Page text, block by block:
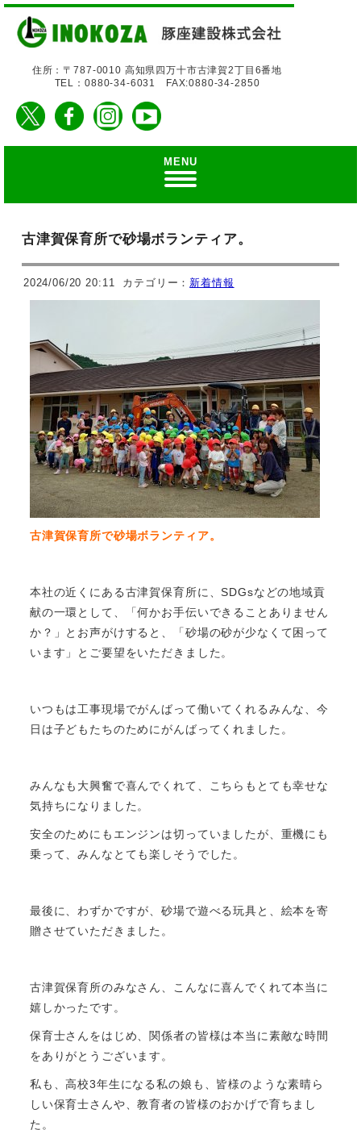
住所：〒787-0010 高知県四万十市古津賀2丁目6番地
TEL：0880-34-6031 FAX:0880-34-2850
MENU
古津賀保育所で砂場ボランティア。
2024/06/20 20:11 カテゴリー： 新着情報
古津賀保育所で砂場ボランティア。
本社の近くにある古津賀保育所に、SDGsなどの地域貢
献の一環として、「何かお手伝いできることありません
か？」とお声がけすると、「砂場の砂が少なくて困って
います」とご要望をいただきました。
いつもは工事現場でがんばって働いてくれるみんな、今
日は子どもたちのためにがんばってくれました。
みんなも大興奮で喜んでくれて、こちらもとても幸せな
気持ちになりました。
安全のためにもエンジンは切っていましたが、重機にも
乗って、みんなとても楽しそうでした。
最後に、わずかですが、砂場で遊べる玩具と、絵本を寄
贈させていただきました。
古津賀保育所のみなさん、こんなに喜んでくれて本当に
嬉しかったです。
保育士さんをはじめ、関係者の皆様は本当に素敵な時間
をありがとうございます。
私も、高校3年生になる私の娘も、皆様のような素晴ら
しい保育士さんや、教育者の皆様のおかげで育ちまし
た。